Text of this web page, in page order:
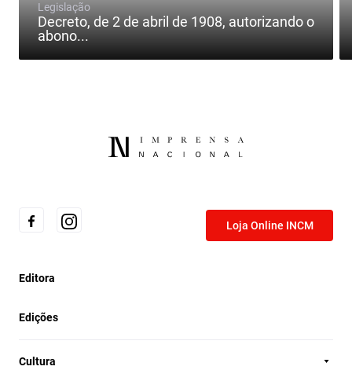
Legislação
Decreto, de 2 de abril de 1908, autorizando o
abono...
Loja Online INCM
Editora
Edições
Cultura